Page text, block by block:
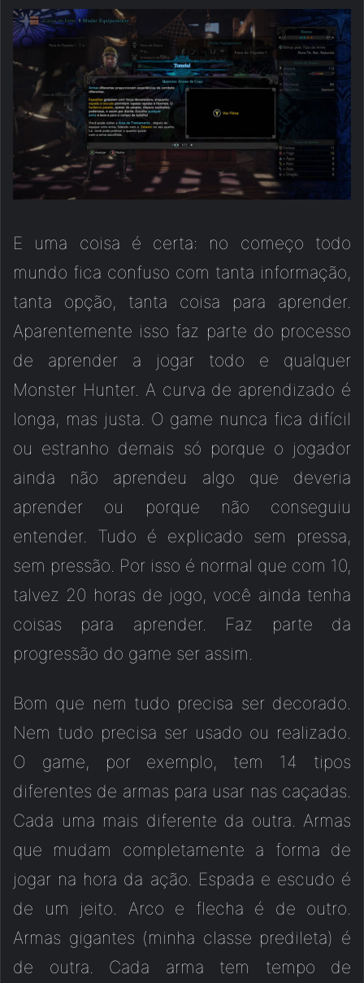
E uma coisa é certa: no começo todo
mundo fica confuso com tanta informação,
tanta opção, tanta coisa para aprender.
Aparentemente isso faz parte do processo
de aprender a jogar todo e qualquer
Monster Hunter. A curva de aprendizado é
longa, mas justa. O game nunca fica difícil
ou estranho demais só porque o jogador
ainda não aprendeu algo que deveria
aprender ou porque não conseguiu
entender. Tudo é explicado sem pressa,
sem pressão. Por isso é normal que com 10,
talvez 20 horas de jogo, você ainda tenha
coisas para aprender. Faz parte da
progressão do game ser assim.
Bom que nem tudo precisa ser decorado.
Nem tudo precisa ser usado ou realizado.
O game, por exemplo, tem 14 tipos
diferentes de armas para usar nas caçadas.
Cada uma mais diferente da outra. Armas
que mudam completamente a forma de
jogar na hora da ação. Espada e escudo é
de um jeito. Arco e flecha é de outro.
Armas gigantes (minha classe predileta) é
de outra. Cada arma tem tempo de